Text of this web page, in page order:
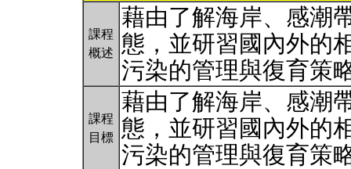
課程
概述
藉由了解海岸、感潮
態，並研習國內外的
污染的管理與復育策
課程
目標
藉由了解海岸、感潮
態，並研習國內外的
污染的管理與復育策